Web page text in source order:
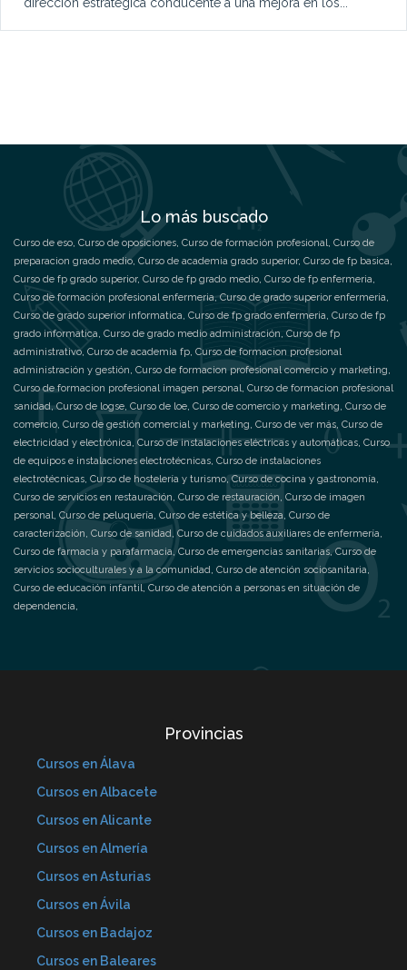
Lo más buscado
Curso de eso, Curso de oposiciones, Curso de formación profesional, Curso de
preparacion grado medio, Curso de academia grado superior, Curso de fp basica,
Curso de fp grado superior, Curso de fp grado medio, Curso de fp enfermeria,
Curso de formación profesional enfermeria,Curso de grado superior enfermeria,
Curso de grado superior informatica, Curso de fp grado enfermeria, Curso de fp
grado informatica, Curso de grado medio administración, Curso de fp
administrativo, Curso de academia fp, Curso de formacion profesional
administración y gestión, Curso de formacion profesional comercio y marketing,
Curso de formacion profesional imagen personal, Curso de formacion profesional
sanidad,Curso de logse, Curso de loe, Curso de comercio y marketing, Curso de
comercio, Curso de gestión comercial y marketing, Curso de ver más, Curso de
electricidad y electrónica, Curso de instalaciones eléctricas y automáticas, Curso
de equipos e instalaciones electrotécnicas, Curso de instalaciones
electrotécnicas, Curso de hostelería y turismo,Curso de cocina y gastronomía,
Curso de servicios en restauración, Curso de restauración, Curso de imagen
personal, Curso de peluquería, Curso de estética y belleza, Curso de
caracterización, Curso de sanidad, Curso de cuidados auxiliares de enfermería,
Curso de farmacia y parafarmacia,Curso de emergencias sanitarias,Curso de
servicios socioculturales y a la comunidad, Curso de atención sociosanitaria,
Curso de educación infantil, Curso de atención a personas en situación de
dependencia,
Provincias
Cursos en Álava
Cursos en Albacete
Cursos en Alicante
Cursos en Almería
Cursos en Asturias
Cursos en Ávila
Cursos en Badajoz
Cursos en Baleares